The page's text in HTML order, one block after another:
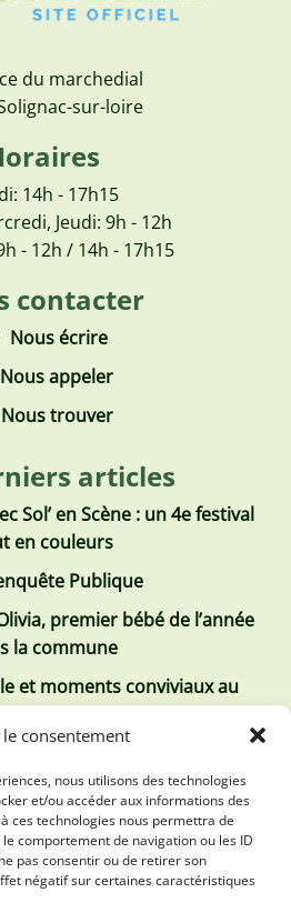
le consentement
nous utilisons des technologies
et/ou accéder aux informations des
ces technologies nous permettra de
comportement de navigation ou les ID
pas consentir ou de retirer son
négatif sur certaines caractéristiques
du marchedial
sur-loire
14h - 17h15
Jeudi: 9h - 12h
- 12h / 14h - 17h15
contacter
Nous écrire
Nous appeler
Nous trouver
articles
Sol’ en Scène : un 4e festival
en couleurs
Publique
premier bébé de l’année
la commune
et moments conviviaux au
comptes rendus
2 juillet 2026
du 30 avril 2026